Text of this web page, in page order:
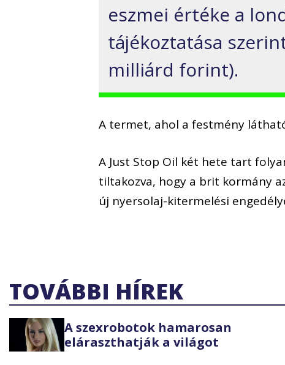
eszmei értéke a
tájékoztatása
milliárd forint).
A termet, ahol a festmény
A Just Stop Oil két hete tart
tiltakozva, hogy a brit kormány
új nyersolaj-kitermelési
TOVÁBBI HÍREK
A szexrobotok hamarosan
eláraszthatják a világot